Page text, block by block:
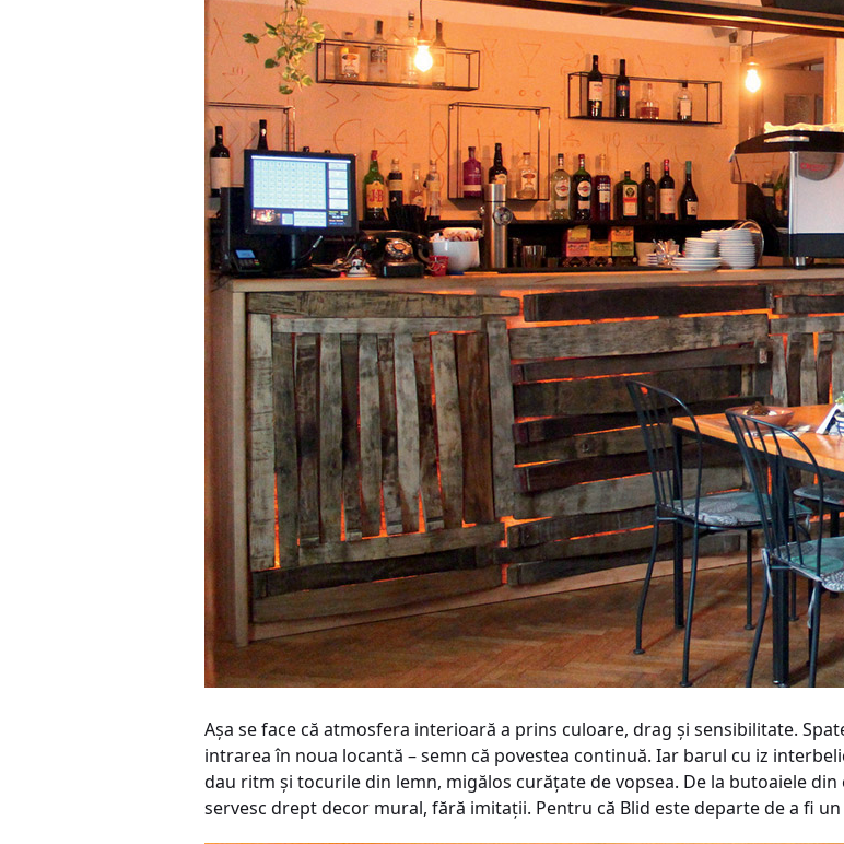
Așa se face că atmosfera interioară a prins culoare, drag și sensibilitate.
intrarea în noua locantă – semn că povestea continuă. Iar barul cu iz
dau ritm și tocurile din lemn, migălos curăţate de vopsea. De la butoaiele
servesc drept decor mural, fără imitaţii. Pentru că Blid este departe de a fi